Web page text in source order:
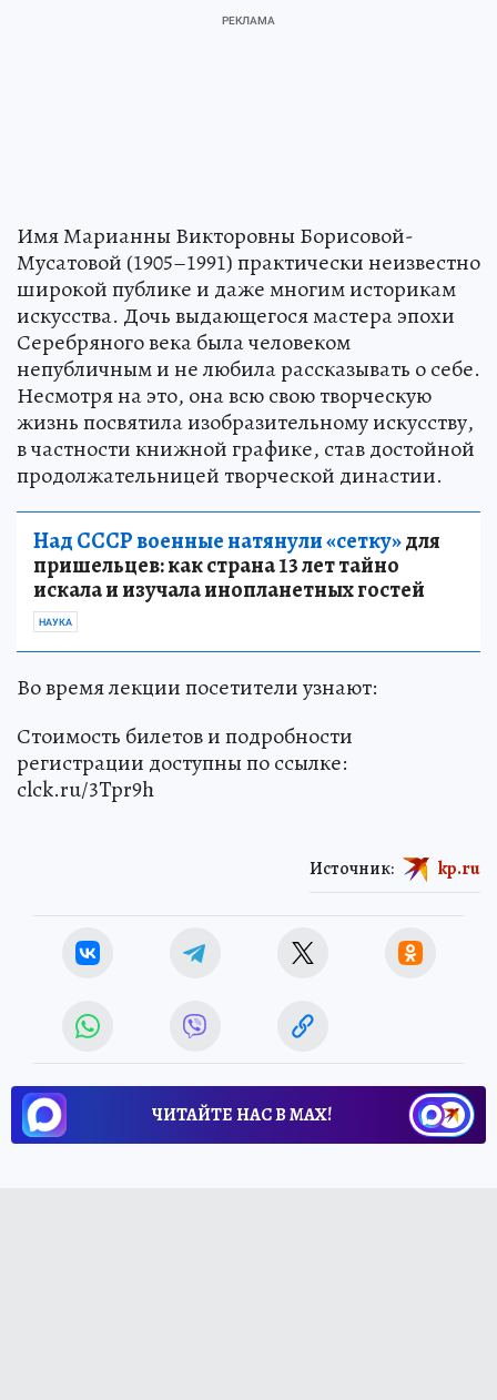
Имя Марианны Викторовны Борисовой-
Мусатовой (1905–1991) практически неизвестно
широкой публике и даже многим историкам
искусства. Дочь выдающегося мастера эпохи
Серебряного века была человеком
непубличным и не любила рассказывать о себе.
Несмотря на это, она всю свою творческую
жизнь посвятила изобразительному искусству,
в частности книжной графике, став достойной
продолжательницей творческой династии.
Над СССР военные натянули «сетку»для
пришельцев: как страна 13 лет тайно
искала и изучала инопланетных гостей
НАУКА
Во время лекции посетители узнают:
Стоимость билетов и подробности
регистрации доступны по ссылке:
clck.ru/3Tpr9h
Источник: kp.ru
ЧИТАЙТЕ НАС В МАХ!